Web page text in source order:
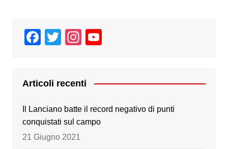
F
e
b
o
o
T
er
In
gr
a
m
T
Articoli recenti
Il Lanciano batte il record negativo di punti
conquistati sul campo
21 Giugno 2021